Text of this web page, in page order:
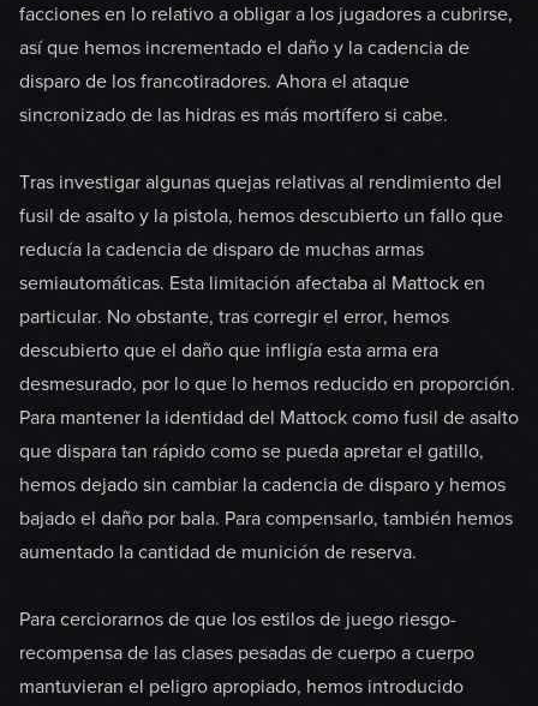
facciones en lo relativo a obligar a los jugadores a cubrirse,
así que hemos incrementado el daño y la cadencia de
disparo de los francotiradores. Ahora el ataque
sincronizado de las hidras es más mortífero si cabe.
Tras investigar algunas quejas relativas al rendimiento del
fusil de asalto y la pistola, hemos descubierto un fallo que
reducía la cadencia de disparo de muchas armas
semiautomáticas. Esta limitación afectaba al Mattock en
particular. No obstante, tras corregir el error, hemos
descubierto que el daño que infligía esta arma era
desmesurado, por lo que lo hemos reducido en proporción.
Para mantener la identidad del Mattock como fusil de asalto
que dispara tan rápido como se pueda apretar el gatillo,
hemos dejado sin cambiar la cadencia de disparo y hemos
bajado el daño por bala. Para compensarlo, también hemos
aumentado la cantidad de munición de reserva.
Para cerciorarnos de que los estilos de juego riesgo-
recompensa de las clases pesadas de cuerpo a cuerpo
mantuvieran el peligro apropiado, hemos introducido